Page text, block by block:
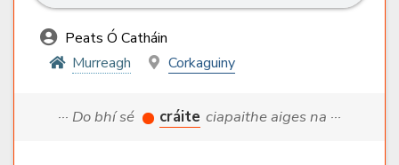
Peats Ó Catháin
Murreagh
Corkaguiny
··· Do bhí sé cráite ciapaithe aiges na ···